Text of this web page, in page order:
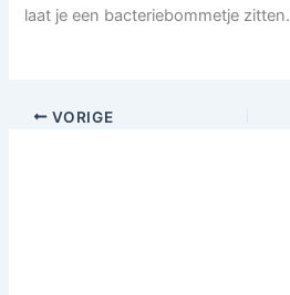
laat je een bacteriebommetje zitten.
VORIGE